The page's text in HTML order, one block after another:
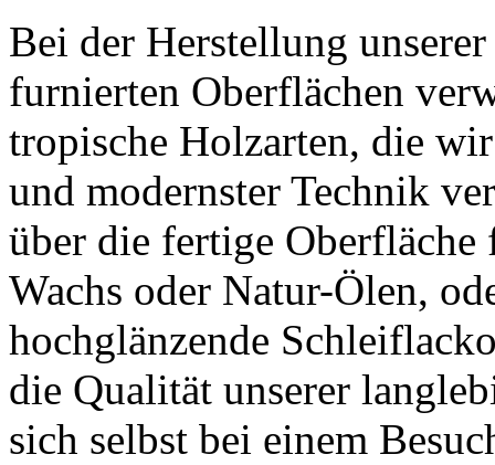
Bei der Herstellung
furnierten Oberflächen
tropische Holzarten, die
und modernster Technik
über die fertige
Wachs oder Natur-Ölen,
hochglänzende
die Qualität unserer
sich selbst bei einem